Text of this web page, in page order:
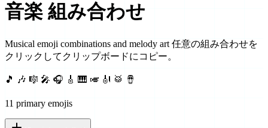
音楽 組み合わせ
Musical emoji combinations and melody art 任意の組み合わせを
クリックしてクリップボードにコピー。
🎵 🎶 🎼 🎤 🎧 🎸 🎹 🎺 🎻 🥁 🪘
11 primary emojis